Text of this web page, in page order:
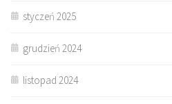
styczeń 2025
grudzień 2024
listopad 2024